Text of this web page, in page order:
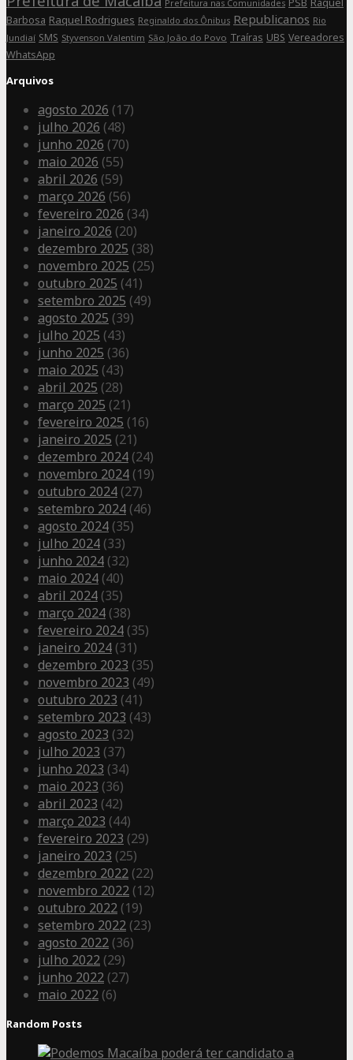
Prefeitura nas Comunidades PSB
Barbosa Raquel Rodrigues Reginaldo dos Ônibus Republicanos Rio
Jundiaí SMS Styvenson Valentim São João do Povo Traíras UBS Vereadores
WhatsApp
Arquivos
agosto 2026 (17)
julho 2026 (48)
junho 2026 (70)
maio 2026 (55)
abril 2026 (59)
março 2026 (56)
fevereiro 2026 (34)
janeiro 2026 (20)
dezembro 2025 (38)
novembro 2025 (25)
outubro 2025 (41)
setembro 2025 (49)
agosto 2025 (39)
julho 2025 (43)
junho 2025 (36)
maio 2025 (43)
abril 2025 (28)
março 2025 (21)
fevereiro 2025 (16)
janeiro 2025 (21)
dezembro 2024 (24)
novembro 2024 (19)
outubro 2024 (27)
setembro 2024 (46)
agosto 2024 (35)
julho 2024 (33)
junho 2024 (32)
maio 2024 (40)
abril 2024 (35)
março 2024 (38)
fevereiro 2024 (35)
janeiro 2024 (31)
dezembro 2023 (35)
novembro 2023 (49)
outubro 2023 (41)
setembro 2023 (43)
agosto 2023 (32)
julho 2023 (37)
junho 2023 (34)
maio 2023 (36)
abril 2023 (42)
março 2023 (44)
fevereiro 2023 (29)
janeiro 2023 (25)
dezembro 2022 (22)
novembro 2022 (12)
outubro 2022 (19)
setembro 2022 (23)
agosto 2022 (36)
julho 2022 (29)
junho 2022 (27)
maio 2022 (6)
Random Posts